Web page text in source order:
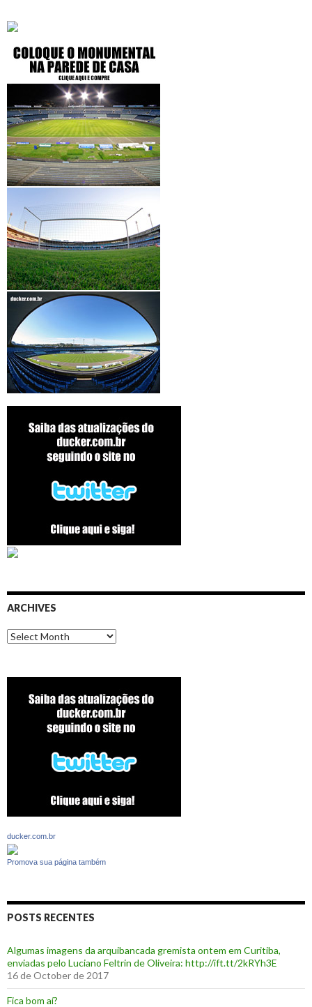
ARCHIVES
Archives
ducker.com.br
Promova sua página também
POSTS RECENTES
Algumas imagens da arquibancada gremista ontem em Curitiba,
enviadas pelo Luciano Feltrin de Oliveira: http://ift.tt/2kRYh3E
16 de October de 2017
‪Fica bom aí?‬